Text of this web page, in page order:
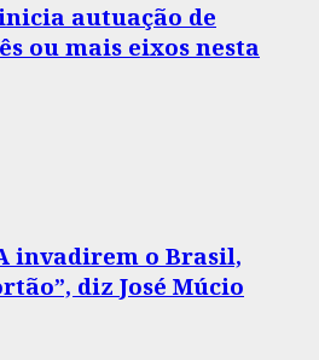
autuação de
ou mais eixos nesta
invadirem o Brasil,
diz José Múcio